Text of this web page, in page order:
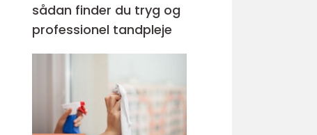
sådan finder du tryg og
professionel tandpleje